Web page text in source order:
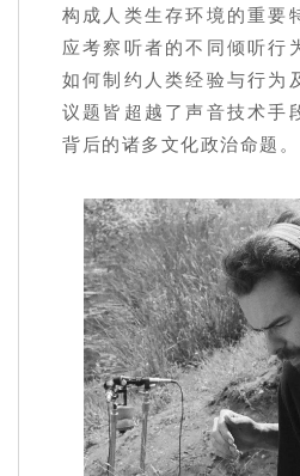
构成人类生存环境的重要
应考察听者的不同倾听行
如何制约人类经验与行为
议题皆超越了声音技术手
背后的诸多文化政治命题。